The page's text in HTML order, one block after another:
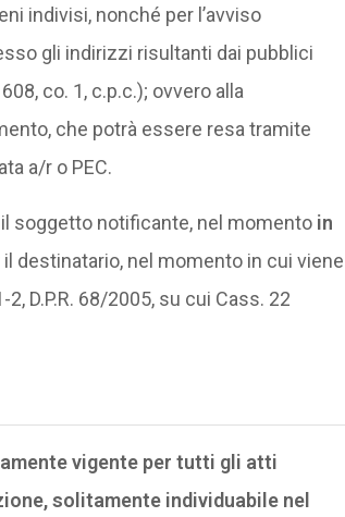
indivisi, nonché per l’avviso
gli indirizzi risultanti dai pubblici
co. 1, c.p.c.); ovvero alla
che potrà essere resa tramite
a/r o PEC.
soggetto notificante, nel momento in
destinatario, nel momento in cui viene
D.P.R. 68/2005, su cui Cass. 22
vigente per tutti gli atti
solitamente individuabile nel